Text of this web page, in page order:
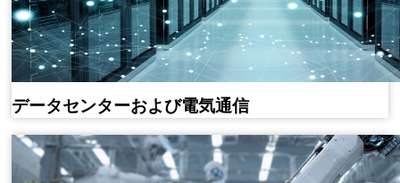
データセンターおよび電気通信